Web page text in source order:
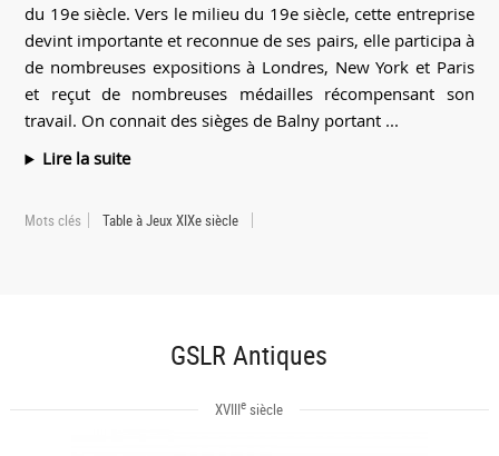
du 19e siècle. Vers le milieu du 19e siècle, cette entreprise
devint importante et reconnue de ses pairs, elle participa à
de nombreuses expositions à Londres, New York et Paris
et reçut de nombreuses médailles récompensant son
travail. On connait des sièges de Balny portant ...
Lire la suite
Mots clés Table à Jeux XIXe siècle
GSLR Antiques
XVIIIe siècle